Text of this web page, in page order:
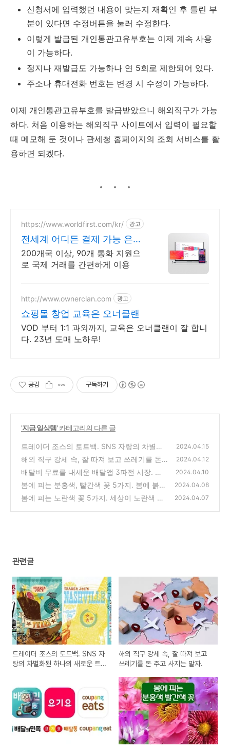
신청서에 입력했던 내용이 맞는지 재확인 후 틀린 부
분이 있다면 수정버튼을 눌러 수정한다.
이렇게 발급된 개인통관고유부호는 이제 계속 사용
이 가능하다.
정지나 재발급도 가능하나 연 5회로 제한되어 있다.
주소나 휴대전화 번호는 변경 시 수정이 가능하다.
이제 개인통관고유부호를 발급받았으니 해외직구가 가능
하다. 처음 이용하는 해외직구 사이트에서 입력이 필요할
때 메모해 둔 것이나 관세청 홈페이지의 조회 서비스를 활
용하면 되겠다.
https://www.worldfirst.com/kr/ 광고
전세계 어디든 결제 가능 은행
보다 저렴한 송금 수수료
200개국 이상, 90개 통화 지원으
로 국제 거래를 간편하게 이용
http://www.ownerclan.com 광고
쇼핑몰 창업 교육은 오너클랜
VOD 부터 1:1 과외까지, 교육은 오너클랜이 잘 합니
다. 23년 도매 노하우!
공감 구독하기
'지금 일상템' 카테고리의 다른 글
트레이더 조스의 토트백. SNS 자랑의 차별화
된 하나의 새로운 트렌드?
(0)
2024.04.15
해외 직구 강세 속, 잘 따져 보고 쓰레기를 돈
주고 사지는 말자.
(0)
2024.04.12
배달비 무료를 내세운 배달앱 3파전 시장. 과
연 순위 변동에 성공할까?
(0)
2024.04.10
봄에 피는 분홍색, 빨간색 꽃 5가지. 봄에 붉은
채색을 시작한다.
(0)
2024.04.08
봄에 피는 노란색 꽃 5가지. 세상이 노란색 옷
2024.04.07
관련글
트레이더 조스의 토트백. SNS 자
랑의 차별화된 하나의 새로운 트
해외 직구 강세 속, 잘 따져 보고
쓰레기를 돈 주고 사지는 말자.